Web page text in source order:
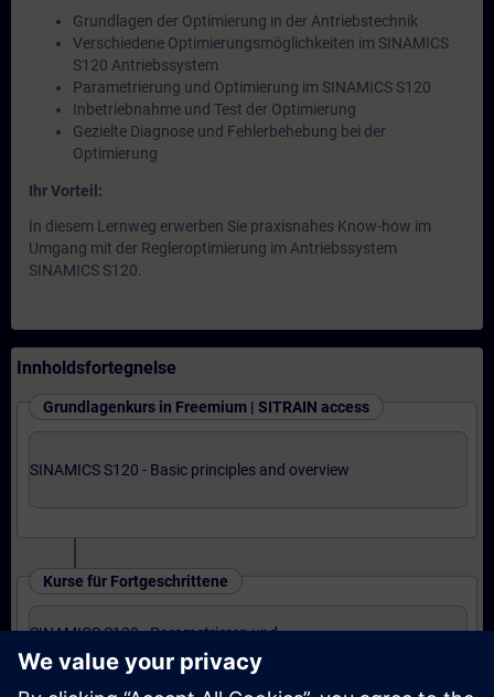
Grundlagen der Optimierung in der Antriebstechnik
Verschiedene Optimierungsmöglichkeiten im SINAMICS
S120 Antriebssystem
Parametrierung und Optimierung im SINAMICS S120
Inbetriebnahme und Test der Optimierung
Gezielte Diagnose und Fehlerbehebung bei der
Optimierung
Ihr Vorteil:
In diesem Lernweg erwerben Sie praxisnahes Know-how im
Umgang mit der Regleroptimierung im Antriebssystem
SINAMICS S120.
Innholdsfortegnelse
Grundlagenkurs in Freemium | SITRAIN access
SINAMICS S120 - Basic principles and overview
Kurse für Fortgeschrittene
SINAMICS S120 - Parametrieren und
Inbetriebnahme mit STARTER (Präsenz-Training)